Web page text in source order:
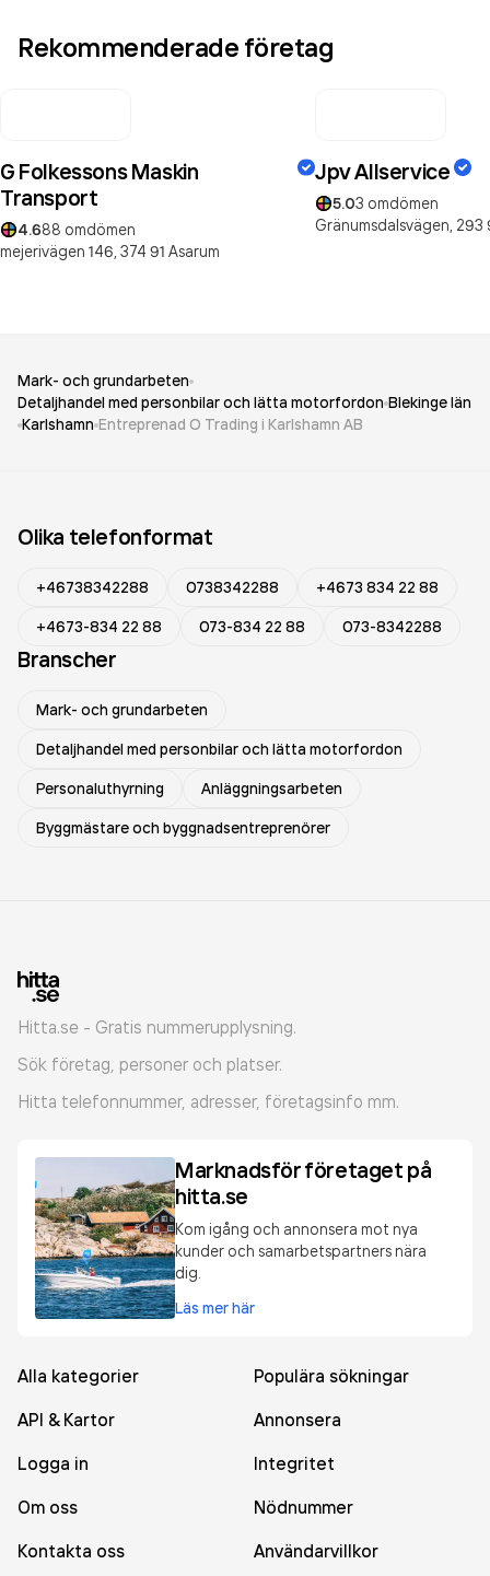
Rekommenderade företag
G Folkessons Maskin
Transport
4.688 omdömen
mejerivägen 146, 374 91 Asarum
Jpv Allservice
5.03 omdömen
Gränumsdalsvägen, 293
Mark- och grundarbeten
Detaljhandel med personbilar och lätta motorfordon Blekinge län
Karlshamn Entreprenad O Trading i Karlshamn AB
Olika telefonformat
+46738342288 0738342288
+4673 834 22 88
+4673-834 22 88
073-834 22 88 073-8342288
Branscher
Mark- och grundarbeten
Detaljhandel med personbilar och lätta motorfordon
Personaluthyrning
Anläggningsarbeten
Byggmästare och byggnadsentreprenörer
Hitta.se - Gratis nummerupplysning.
Sök företag, personer och platser.
Hitta telefonnummer, adresser, företagsinfo mm.
Marknadsför företaget på
hitta.se
Kom igång och annonsera mot nya
kunder och samarbetspartners nära
dig.
Läs mer här
Alla kategorier
Populära sökningar
API & Kartor
Annonsera
Logga in
Integritet
Om oss
Nödnummer
Kontakta oss
Användarvillkor